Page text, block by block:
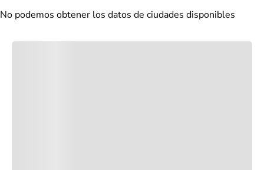
No podemos obtener los datos de ciudades disponibles